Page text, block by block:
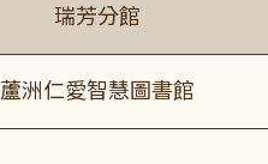
瑞芳分館
蘆洲仁愛智慧圖書館